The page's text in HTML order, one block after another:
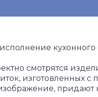
кухонного
смотрятся
изготовленных